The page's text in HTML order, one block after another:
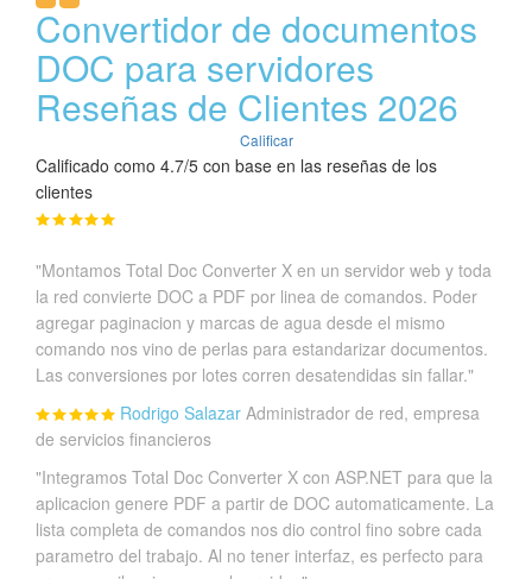
Convertidor de documentos
DOC para servidores
Reseñas de Clientes 2026
Calificar
Calificado como 4.7/5 con base en las reseñas de los
clientes
"Montamos Total Doc Converter X en un servidor web y toda
la red convierte DOC a PDF por linea de comandos. Poder
agregar paginacion y marcas de agua desde el mismo
comando nos vino de perlas para estandarizar documentos.
Las conversiones por lotes corren desatendidas sin fallar."
Rodrigo Salazar Administrador de red, empresa
de servicios financieros
"Integramos Total Doc Converter X con ASP.NET para que la
aplicacion genere PDF a partir de DOC automaticamente. La
lista completa de comandos nos dio control fino sobre cada
parametro del trabajo. Al no tener interfaz, es perfecto para